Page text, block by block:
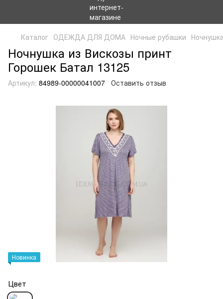
Каталог ОДЕЖДА ДЛЯ ДОМА Ночные рубашки
Ночнушка из Вискозы принт
Горошек Батал 13125
Артикул: 84989-00000041007 Оставить отзыв
Новинка
Цвет